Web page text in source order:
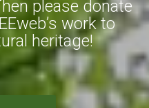
please donate
work to
heritage!